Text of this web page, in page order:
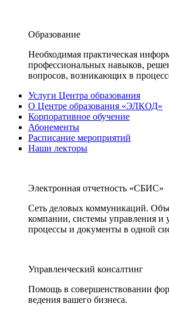
Образование
Необходимая практическая
профессиональных навыков,
вопросов, возникающих в
Услуги Центра образования
О Центре образования «ЭЛКОД»
Корпоративное обучение
Абонементы
Расписание мероприятий
Наши лекторы
Электронная отчетность «СБИС»
Сеть деловых коммуникаций.
компании, системы управления и
процессы и документы в одной
Управленческий консалтинг
Помощь в совершенствовании
ведения вашего бизнеса.